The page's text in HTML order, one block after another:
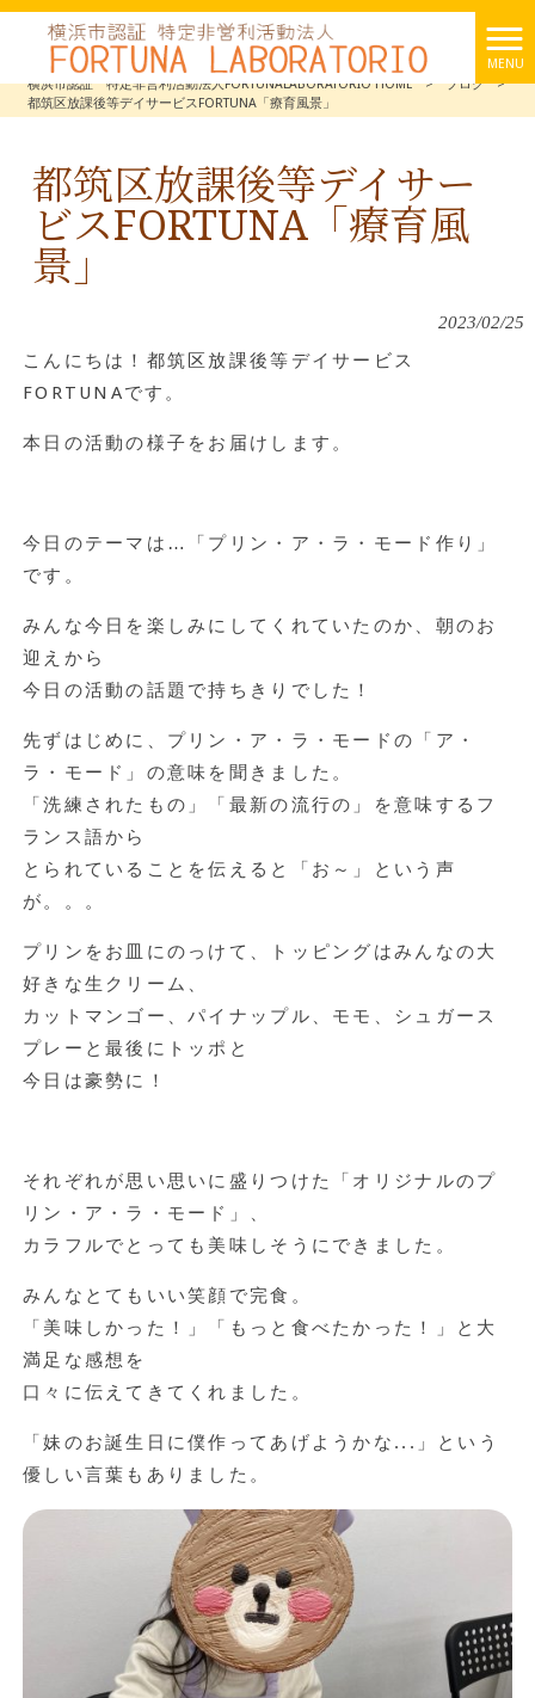
MENU
横浜市認証 特定非営利活動法人FORTUNALABORATORIO HOME
> ブログ
>
都筑区放課後等デイサービスFORTUNA「療育風景」
都筑区放課後等デイサー
ビスFORTUNA「療育風
景」
2023/02/25
こんにちは！都筑区放課後等デイサービス
FORTUNAです。
本日の活動の様子をお届けします。
今日のテーマは…「プリン・ア・ラ・モード作り」
です。
みんな今日を楽しみにしてくれていたのか、朝のお
迎えから
今日の活動の話題で持ちきりでした！
先ずはじめに、プリン・ア・ラ・モードの「ア・
ラ・モード」の意味を聞きました。
「洗練されたもの」「最新の流行の」を意味するフ
ランス語から
とられていることを伝えると「お～」という声
が。。。
プリンをお皿にのっけて、トッピングはみんなの大
好きな生クリーム、
カットマンゴー、パイナップル、モモ、シュガース
プレーと最後にトッポと
今日は豪勢に！
それぞれが思い思いに盛りつけた「オリジナルのプ
リン・ア・ラ・モード」、
カラフルでとっても美味しそうにできました。
みんなとてもいい笑顔で完食。
「美味しかった！」「もっと食べたかった！」と大
満足な感想を
口々に伝えてきてくれました。
「妹のお誕生日に僕作ってあげようかな...」という
優しい言葉もありました。